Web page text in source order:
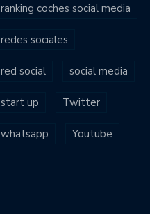
ranking coches social media
redes sociales
red social social media
start up Twitter
whatsapp Youtube